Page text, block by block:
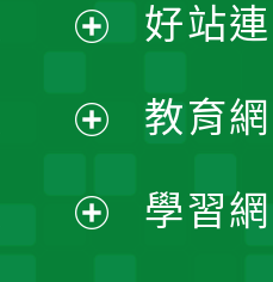
開
選
單
開
選
開
好站
教育
學習